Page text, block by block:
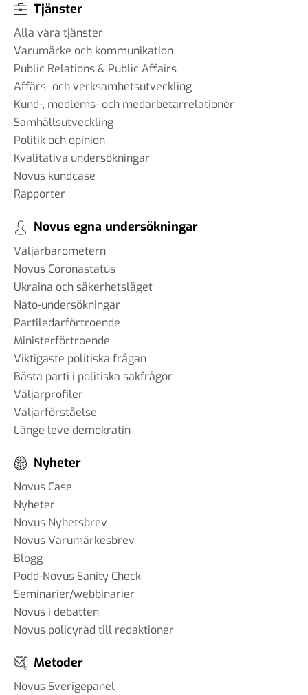
Tjänster
Alla våra tjänster
Varumärke och kommunikation
Public Relations & Public Affairs
Affärs- och verksamhetsutveckling
Kund-, medlems- och medarbetarrelationer
Samhällsutveckling
Politik och opinion
Kvalitativa undersökningar
Novus kundcase
Rapporter
Novus egna undersökningar
Väljarbarometern
Novus Coronastatus
Ukraina och säkerhetsläget
Nato-undersökningar
Partiledarförtroende
Ministerförtroende
Viktigaste politiska frågan
Bästa parti i politiska sakfrågor
Väljarprofiler
Väljarförståelse
Länge leve demokratin
Nyheter
Novus Case
Nyheter
Novus Nyhetsbrev
Novus Varumärkesbrev
Blogg
Podd-Novus Sanity Check
Seminarier/webbinarier
Novus i debatten
Novus policyråd till redaktioner
Metoder
Novus Sverigepanel